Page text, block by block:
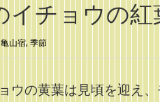
イチョウの
亀山宿, 季節
ウの黄葉は見頃を迎え